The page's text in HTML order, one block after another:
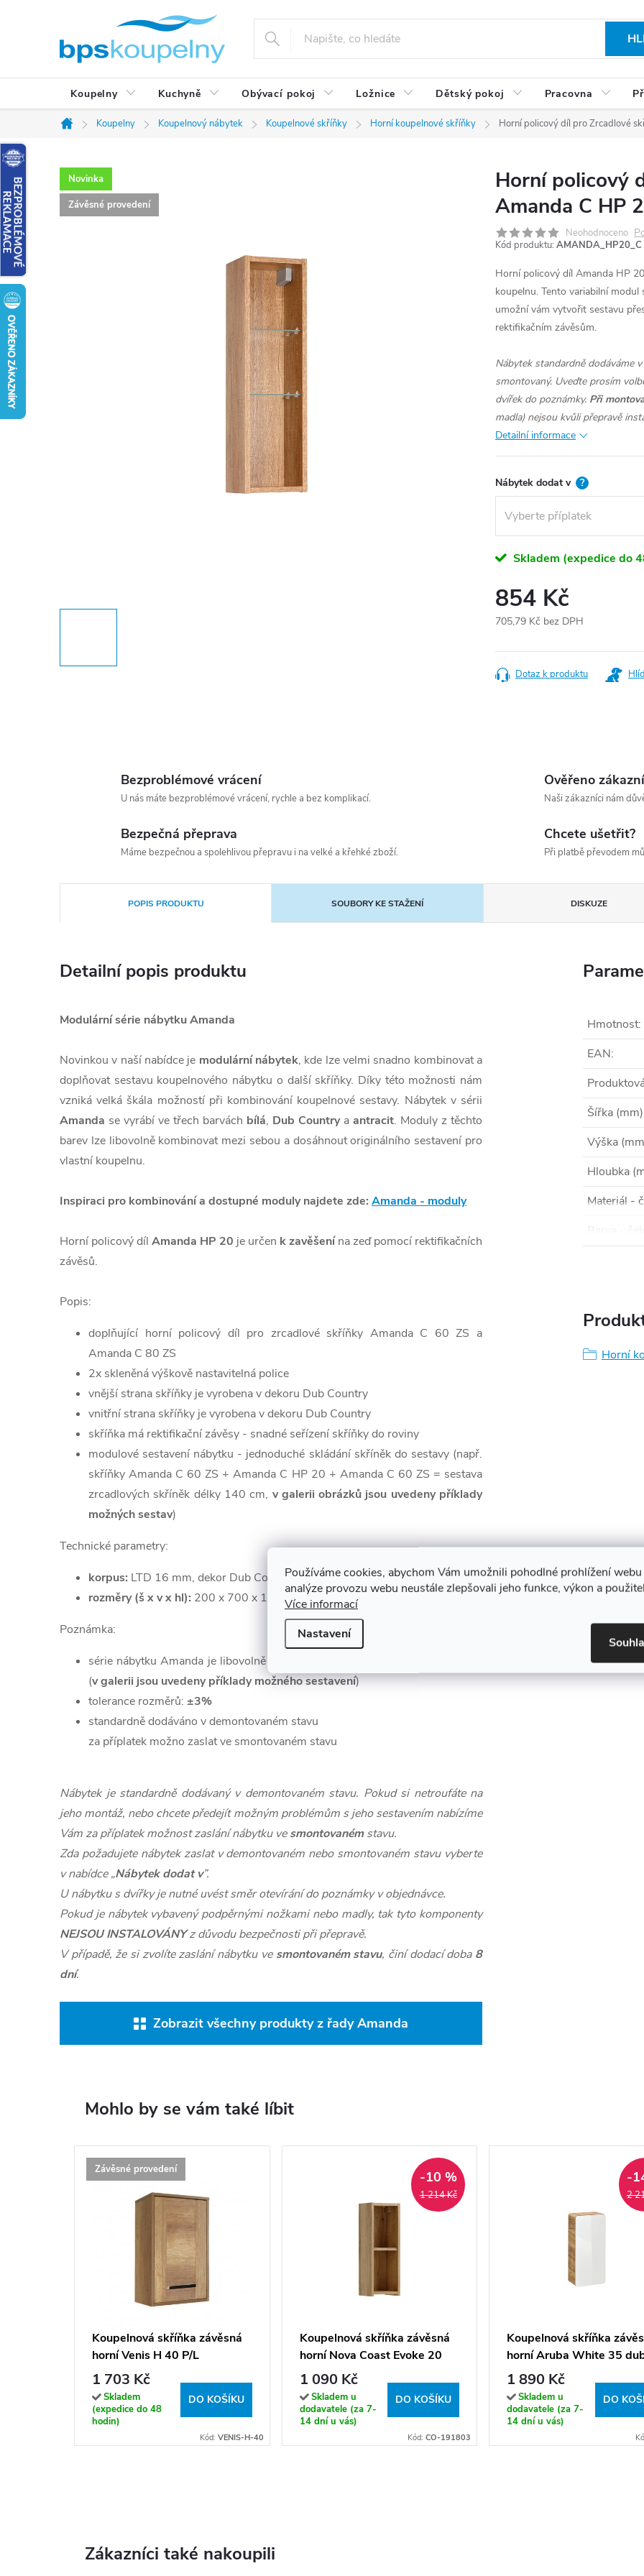
Používáme cookies, abychom Vám umožnili pohodlné prohlížení
analýze provozu webu neustále zlepšovali jeho funkce, výkon a
Více informací
Nastavení
Koupelny Kuchyně Obývací pokoj Ložnice Dětský pokoj Pracovna
Domů
Koupelny Koupelnový nábytek Koupelnové skříňky Horní koupelnové skříňky Horní policový díl pro Zrcadlové
Novinka
Závěsné provedení
Horní policový
Amanda C HP
Neohodnoceno
Kód produktu: AMANDA_HP20_C
Horní policový díl Amanda HP
koupelnu. Tento variabilní
umožní vám vytvořit sestavu
rektifikačním závěsům.
Nábytek standardně dodáváme
smontovaný. Uveďte prosím
dvířek do poznámky. Při
madla) nejsou kvůli přepravě
Detailní informace
Nábytek dodat v ?
Skladem (expedice do
854 Kč
705,79 Kč bez DPH
cena:
Dotaz k produktu
Bezproblémové vrácení
U nás máte bezproblémové vrácení, rychle a bez komplikací.
Ověřeno
Naši zákazníci nám
Bezpečná přeprava
Máme bezpečnou a spolehlivou přepravu i na velké a křehké zboží.
Chcete ušetřit?
Při platbě převodem
POPIS PRODUKTU SOUBORY KE STAŽENÍ DISKUZE
Detailní popis produktu
Modulární série nábytku Amanda
Novinkou v naší nabídce je modulární nábytek, kde lze velmi snadno kombinovat a
doplňovat sestavu koupelnového nábytku o další skříňky. Díky této možnosti nám
vzniká velká škála možností při kombinování koupelnové sestavy. Nábytek v sérii
Amanda se vyrábí ve třech barvách bílá, Dub Countrya antracit. Moduly z těchto
barev lze libovolně kombinovat mezi sebou a dosáhnout originálního sestavení pro
vlastní koupelnu.
Inspiraci pro kombinování a dostupné moduly najdete zde: Amanda - moduly
Horní policový díl Amanda HP 20 je určen k zavěšenína zeď pomocí rektifikačních
závěsů.
Popis:
doplňující horní policový díl pro zrcadlové skříňky Amanda C 60 ZS a
Amanda C 80 ZS
2x skleněná výškově nastavitelná police
vnější strana skříňky je vyrobena v dekoru Dub Country
vnitřní strana skříňky je vyrobena v dekoru Dub Country
skříňka má rektifikační závěsy - snadné seřízení skříňky do roviny
modulové sestavení nábytku - jednoduché skládání skříněk do sestavy (např.
skříňky Amanda C 60 ZS + Amanda C HP 20 + Amanda C 60 ZS = sestava
zrcadlových skříněk délky 140 cm, v galerii obrázků jsou uvedeny příklady
možných sestav)
Technické parametry:
korpus: LTD 16 mm, dekor Dub Country
rozměry (š x v x hl): 200 x 700 x 160 mm
Poznámka:
série nábytku Amanda je libovolně kombinovatelná a lze sestavit více variant
(v galerii jsou uvedeny příklady možného sestavení)
tolerance rozměrů: ±3%
standardně dodáváno v demontovaném stavu
za příplatek možno zaslat ve smontovaném stavu
Nábytek je standardně dodávaný v demontovaném stavu. Pokud si netroufáte na
jeho montáž, nebo chcete předejít možným problémům s jeho sestavením nabízíme
Vám za příplatek možnost zaslání nábytku vesmontovanémstavu.
Zda požadujete nábytek zaslat v demontovaném nebo smontovaném stavu vyberte
v nabídce „Nábytek dodat v”.
U nábytku s dvířky je nutné uvést směr otevírání do poznámky v objednávce.
Pokud je nábytek vybavený podpěrnými nožkami nebo madly, tak tyto komponenty
NEJSOU INSTALOVÁNYz důvodu bezpečnosti při přepravě.
V případě, že si zvolíte zaslání nábytku ve smontovaném stavu, činí dodací doba 8
dní.
Zobrazit všechny produkty z řady Amanda
Hmotnost:
EAN:
Šířka (mm)
Výška
Hloubka
Materiál -
Horní
Mohlo by se vám také líbit
Závěsné provedení
Koupelnová skříňka závěsná
horní Venis H 40 P/L
1 703 Kč
Skladem
(expedice do 48
hodin)
DO KOŠÍKU
Kód: VENIS-H-40
1 214 Kč
-10 %
Koupelnová skříňka závěsná
horní Nova Coast Evoke 20
dub coast evoke
1 090 Kč
Skladem u
dodavatele (za 7-
14 dní u vás)
DO KOŠÍKU
Kód: CO-191803
2
-
Koupelnová skříňka
horní Aruba White 35
craft/bílá
1 890 Kč
Skladem u
dodavatele (za 7-
14 dní u vás)
DO
Zákazníci také nakoupili